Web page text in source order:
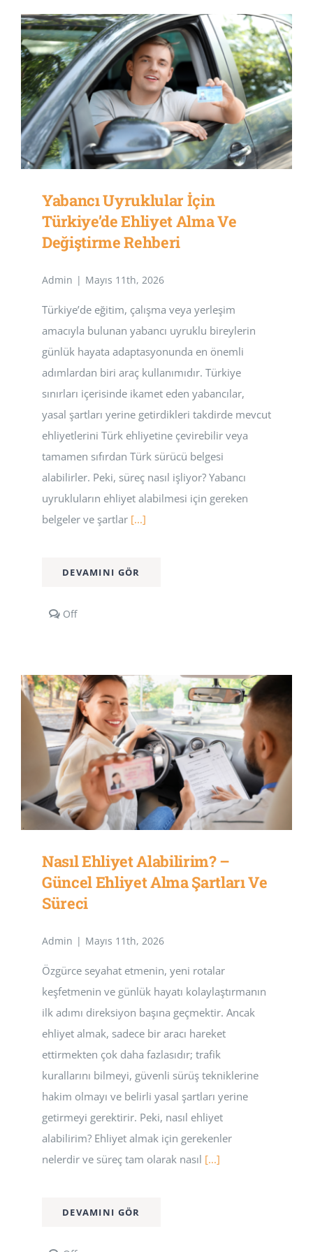
Yabancı Uyruklular İçin
Türkiye’de Ehliyet Alma Ve
Değiştirme Rehberi
Admin | Mayıs 11th, 2026
Türkiye’de eğitim, çalışma veya yerleşim
amacıyla bulunan yabancı uyruklu bireylerin
günlük hayata adaptasyonunda en önemli
adımlardan biri araç kullanımıdır. Türkiye
sınırları içerisinde ikamet eden yabancılar,
yasal şartları yerine getirdikleri takdirde mevcut
ehliyetlerini Türk ehliyetine çevirebilir veya
tamamen sıfırdan Türk sürücü belgesi
alabilirler. Peki, süreç nasıl işliyor? Yabancı
uyrukluların ehliyet alabilmesi için gereken
belgeler ve şartlar[...]
DEVAMINI GÖR
OffComments
İçin
Türkiye’de
Ehliyet
Alma
ve
Değiştirme
Rehberi
Nasıl Ehliyet Alabilirim? –
Güncel Ehliyet Alma Şartları Ve
Süreci
Admin | Mayıs 11th, 2026
Özgürce seyahat etmenin, yeni rotalar
keşfetmenin ve günlük hayatı kolaylaştırmanın
ilk adımı direksiyon başına geçmektir. Ancak
ehliyet almak, sadece bir aracı hareket
ettirmekten çok daha fazlasıdır; trafik
kurallarını bilmeyi, güvenli sürüş tekniklerine
hakim olmayı ve belirli yasal şartları yerine
getirmeyi gerektirir. Peki, nasıl ehliyet
alabilirim? Ehliyet almak için gerekenler
nelerdir ve süreç tam olarak nasıl [...]
DEVAMINI GÖR